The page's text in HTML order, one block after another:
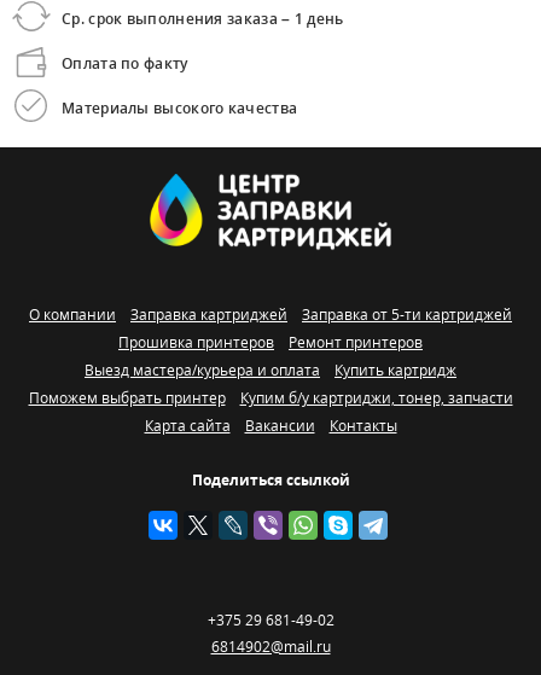
Ср. срок выполнения заказа – 1 день
Оплата по факту
Материалы высокого качества
Поделиться ссылкой
О компании Заправка картриджей
Заправка от 5-ти картриджей
Прошивка принтеров
Ремонт принтеров
Выезд мастера/курьера и оплата
Купить картридж
Поможем выбрать принтер
Купим б/у картриджи, тонер, запчасти
Карта сайта
Вакансии Контакты
+375 29 681-49-02
6814902@mail.ru